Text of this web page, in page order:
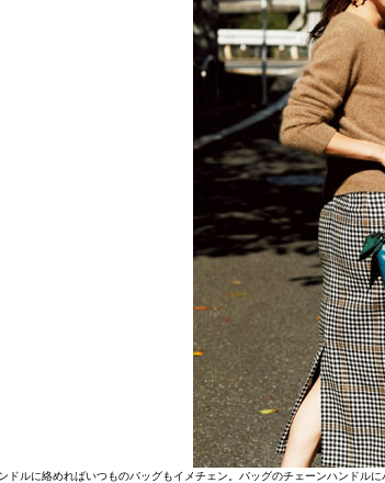
ドルに絡めればいつものバッグもイメチェン。バッグのチェーンハンドル